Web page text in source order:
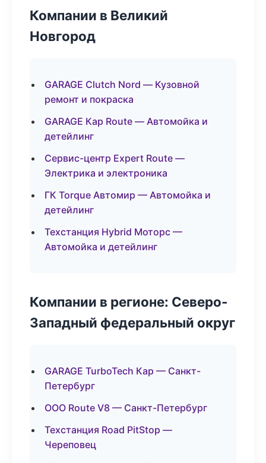
Компании в Великий
Новгород
GARAGE Clutch Nord — Кузовной
ремонт и покраска
GARAGE Кар Route — Автомойка и
детейлинг
Сервис-центр Expert Route —
Электрика и электроника
ГК Torque Автомир — Автомойка и
детейлинг
Техстанция Hybrid Моторс —
Автомойка и детейлинг
Компании в регионе: Северо-
Западный федеральный округ
GARAGE TurboTech Кар — Санкт-
Петербург
ООО Route V8 — Санкт-Петербург
Техстанция Road PitStop —
Череповец